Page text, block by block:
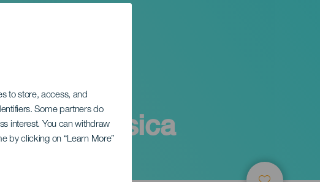
to store, access, and
Some partners do
interest. You can withdraw
by clicking on “Learn More”
de música